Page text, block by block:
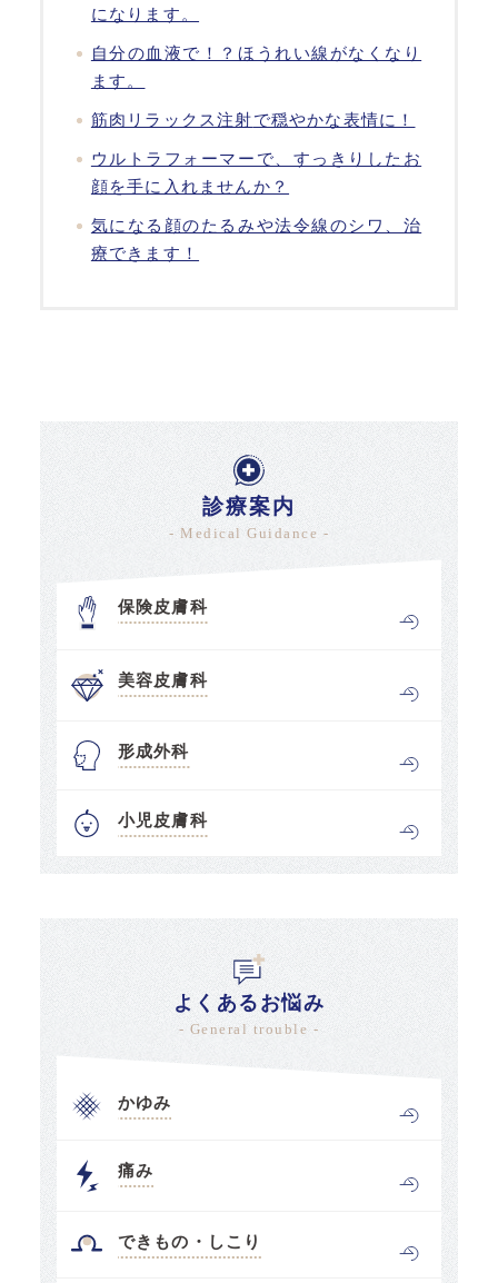
になります。
自分の血液で！？ほうれい線がなくなり
ます。
筋肉リラックス注射で穏やかな表情に！
ウルトラフォーマーで、すっきりしたお
顔を手に入れませんか？
気になる顔のたるみや法令線のシワ、治
療できます！
診療案内
- Medical Guidance -
保険皮膚科
美容皮膚科
形成外科
小児皮膚科
よくあるお悩み
- General trouble -
かゆみ
痛み
できもの・しこり